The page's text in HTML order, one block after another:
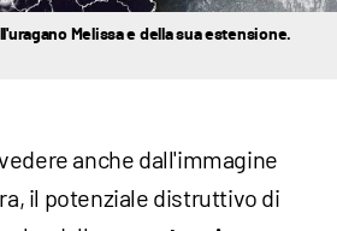
Melissa e della sua estensione.
anche dall'immagine
il potenziale distruttivo di